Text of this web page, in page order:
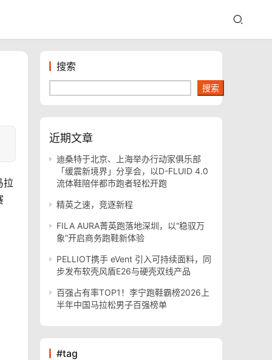
拉
搜索
搜索
近期文章
迪桑特于北京、上海举办行动家俱乐部
「缓震新境界」分享会，以D-FLUID 4.0
流体鞋陪伴都市跑者轻松开跑
精英之速，竞逐新程
FILA AURA菁英跑落地深圳，以“稳驭万
象”开启商务跑鞋新体验
PELLIOT携手 eVent 引入可持续面料，同
步发布软壳风盾E26与硬壳双线产品
百强占有率TOP1！李宁跑鞋霸榜2026上
半年中国马拉松男子百强榜单
#tag